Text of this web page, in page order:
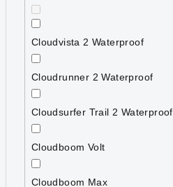
Cloudvista 2 Waterproof
Cloudrunner 2 Waterproof
Cloudsurfer Trail 2 Waterproof
Cloudboom Volt
Cloudboom Max